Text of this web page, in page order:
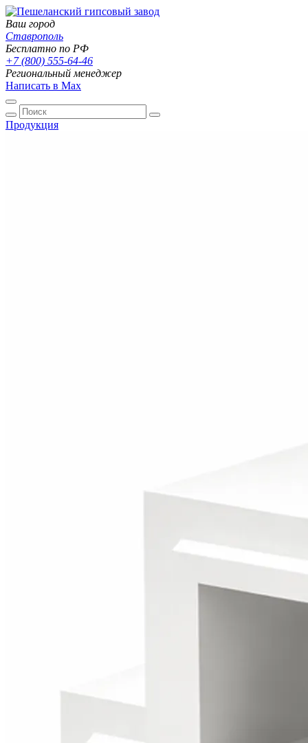
Ваш город
Ставрополь
Бесплатно по РФ
+7 (800) 555-64-46
Региональный менеджер
Написать в Max
Продукция